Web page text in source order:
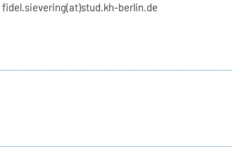
fidel.sievering(at)stud.kh-berlin.de